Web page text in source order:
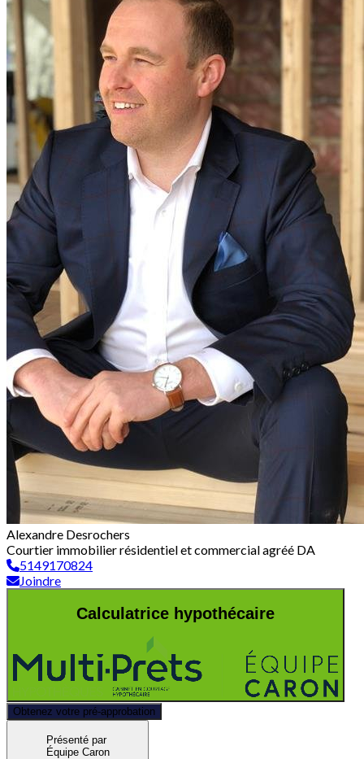
Alexandre Desrochers
Courtier immobilier résidentiel et commercial agréé DA
5149170824
Joindre
Calculatrice hypothécaire
Obtenez votre pré-approbation
Présenté par
Équipe Caron